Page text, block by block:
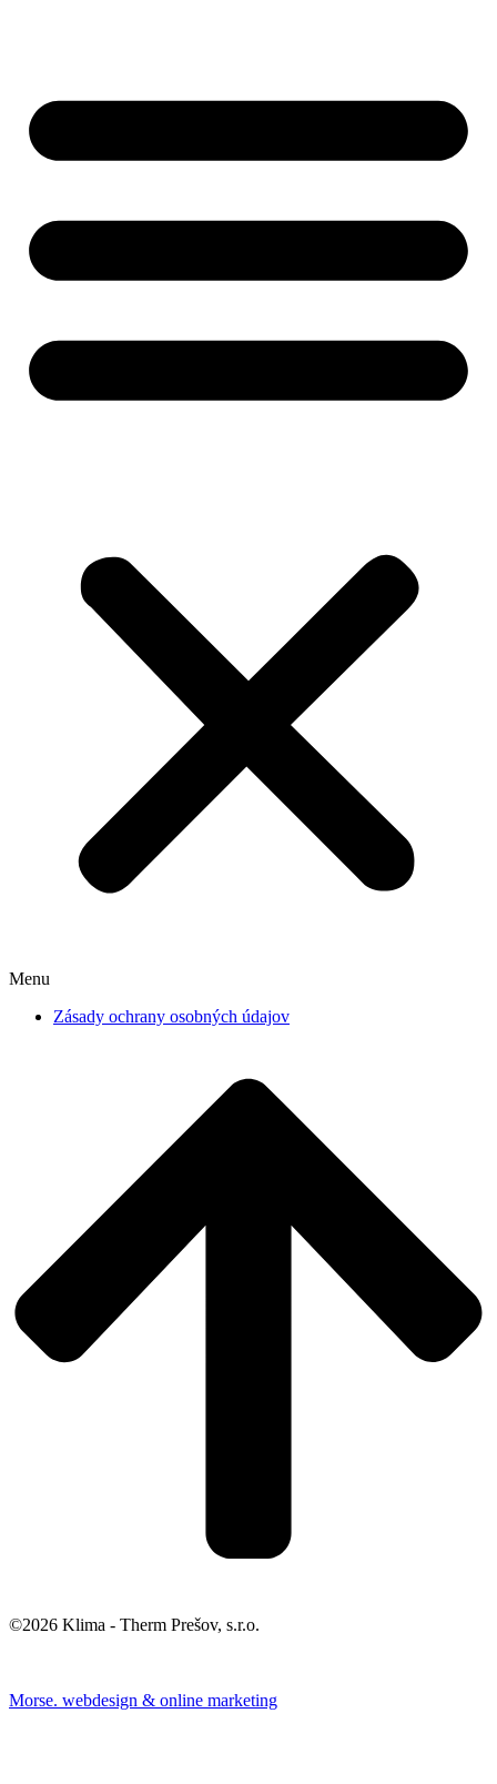
Menu
Zásady ochrany osobných údajov
©2026 Klima - Therm Prešov, s.r.o.
Morse. webdesign & online marketing